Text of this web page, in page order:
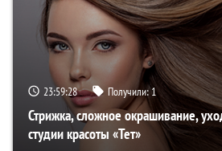
23:59:26 Получили:1
Стрижка, сложное окрашивание,
студии красоты «Тет»